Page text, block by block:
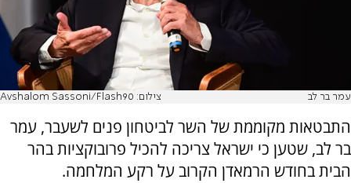
עמר בר לב צילום: Avshalom Sassoni/Flash90
התבטאות מקוממת של השר לביטחון פנים לשעבר, עמר
בר לב, שטען כי ישראל צריכה להכיל פרובוקציות בהר
הבית בחודש הרמאדן הקרוב על רקע המלחמה.